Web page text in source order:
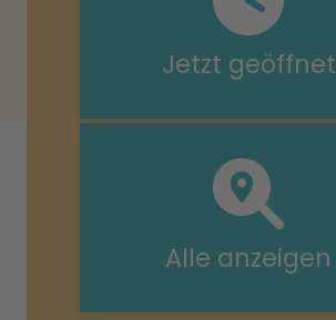
Jetzt geöffnet
Alle anzeigen